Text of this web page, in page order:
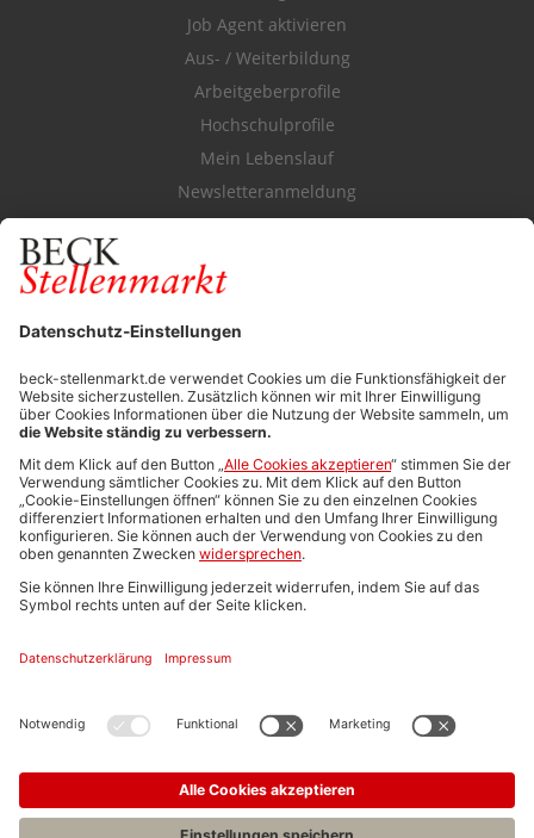
Job Agent aktivieren
Aus- / Weiterbildung
Arbeitgeberprofile
Hochschulprofile
Mein Lebenslauf
Newsletteranmeldung
Durchsuchen Sie den Stellenkatalog
FÜR ARBEITGEBER
Stellenmarktpreise
Anzeigen-AGB
Media-Daten
Newsletteranmeldung
Produktübersicht
ALLGEMEIN
FAQs
Impressum
Stellenangebote C.H.BECK